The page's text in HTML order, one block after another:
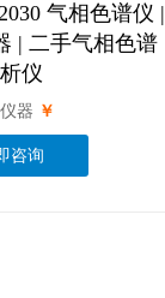
气相色谱仪 |
| 二手气相色谱
仪
器 ￥
咨询